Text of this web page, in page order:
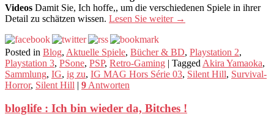
Videos Damit Sie, Ich hoffe,, um die verschiedenen Spiele in ihrer
Detail zu schätzen wissen. Lesen Sie weiter →
Posted in Blog, Aktuelle Spiele, Bücher & BD, Playstation 2,
Playstation 3, PSone, PSP, Retro-Gaming | Tagged Akira Yamaoka,
Sammlung, IG, ig zu, IG MAG Hors Série 03, Silent Hill, Survival-
Horror, Silent Hill | 9 Antworten
bloglife : Ich bin wieder da, Bitches !